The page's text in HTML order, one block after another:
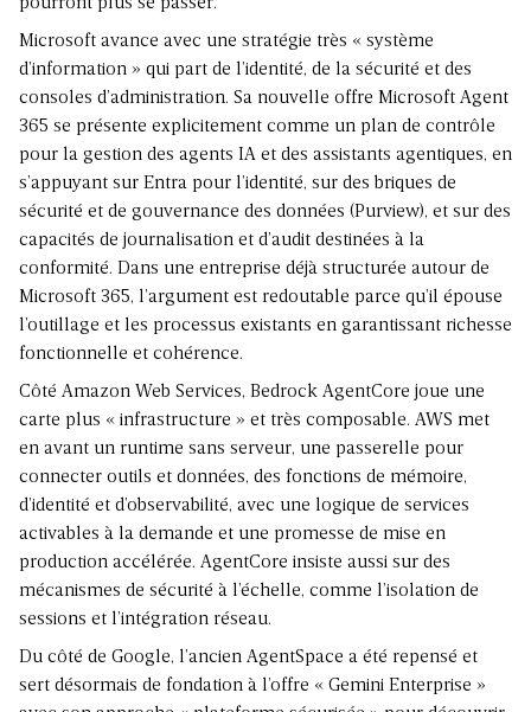
pourront plus se passer.
Microsoft avance avec une stratégie très « système
d’information » qui part de l’identité, de la sécurité et des
consoles d’administration. Sa nouvelle offre Microsoft Agent
365 se présente explicitement comme un plan de contrôle
pour la gestion des agents IA et des assistants agentiques, en
s’appuyant sur Entra pour l’identité, sur des briques de
sécurité et de gouvernance des données (Purview), et sur des
capacités de journalisation et d’audit destinées à la
conformité. Dans une entreprise déjà structurée autour de
Microsoft 365, l’argument est redoutable parce qu’il épouse
l’outillage et les processus existants en garantissant richesse
fonctionnelle et cohérence.
Côté Amazon Web Services, Bedrock AgentCore joue une
carte plus « infrastructure » et très composable. AWS met
en avant un runtime sans serveur, une passerelle pour
connecter outils et données, des fonctions de mémoire,
d’identité et d’observabilité, avec une logique de services
activables à la demande et une promesse de mise en
production accélérée. AgentCore insiste aussi sur des
mécanismes de sécurité à l’échelle, comme l’isolation de
sessions et l’intégration réseau.
Du côté de Google, l’ancien AgentSpace a été repensé et
sert désormais de fondation à l’offre « Gemini Enterprise »